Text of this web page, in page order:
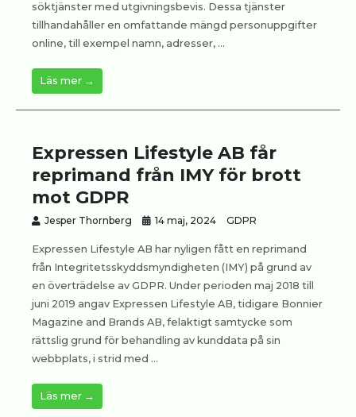
söktjänster med utgivningsbevis. Dessa tjänster
tillhandahåller en omfattande mängd personuppgifter
online, till exempel namn, adresser, ...
Läs mer →
Expressen Lifestyle AB får
reprimand från IMY för brott
mot GDPR
Jesper Thornberg 14 maj, 2024 GDPR
Expressen Lifestyle AB har nyligen fått en reprimand
från Integritetsskyddsmyndigheten (IMY) på grund av
en överträdelse av GDPR. Under perioden maj 2018 till
juni 2019 angav Expressen Lifestyle AB, tidigare Bonnier
Magazine and Brands AB, felaktigt samtycke som
rättslig grund för behandling av kunddata på sin
webbplats, i strid med ...
Läs mer →